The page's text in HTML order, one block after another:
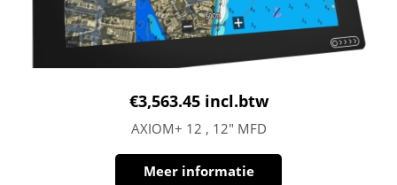
€3,563.45 incl.btw
AXIOM+ 12 , 12″ MFD
Meer informatie